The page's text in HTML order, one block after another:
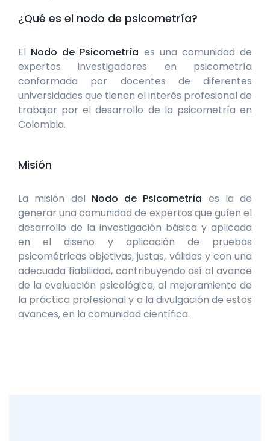
¿Qué es el nodo de psicometría?
El Nodo de Psicometría es una comunidad de
expertos investigadores en psicometría
conformada por docentes de diferentes
universidades que tienen el interés profesional de
trabajar por el desarrollo de la psicometría en
Colombia.
Misión
La misión del Nodo de Psicometría es la de
generar una comunidad de expertos que guíen el
desarrollo de la investigación básica y aplicada
en el diseño y aplicación de pruebas
psicométricas objetivas, justas, válidas y con una
adecuada fiabilidad, contribuyendo así al avance
de la evaluación psicológica, al mejoramiento de
la práctica profesional y a la divulgación de estos
avances, en la comunidad científica.